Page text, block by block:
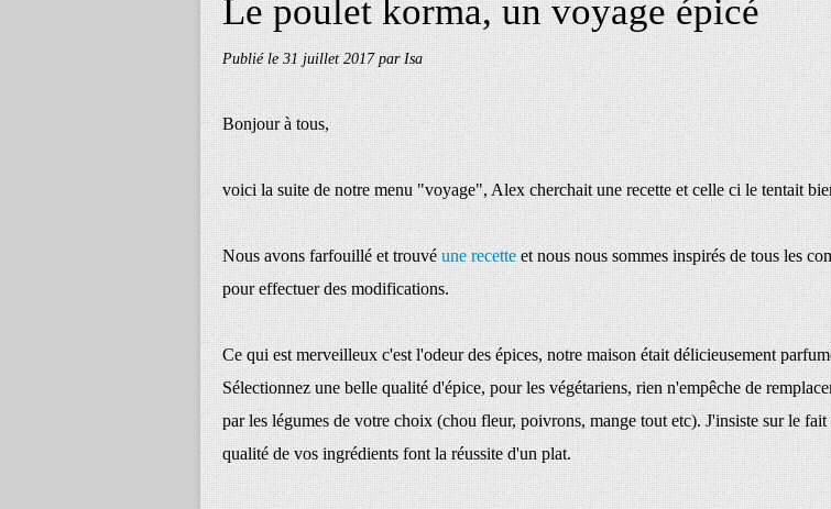
Le poulet korma, un voyage épicé
Publié le31 juillet 2017par Isa
Bonjour à tous,
voici la suite de notre menu "voyage", Alex cherchait une recette et celle ci le tentait
Nous avons farfouillé et trouvéune recetteet nous nous sommes inspirés de tous les
pour effectuer des modifications.
Ce qui est merveilleux c'est l'odeur des épices, notre maison était délicieusement
Sélectionnez une belle qualité d'épice, pour les végétariens, rien n'empêche de
par les légumes de votre choix (chou fleur, poivrons, mange tout etc). J'insiste sur le fait
qualité de vos ingrédients font la réussite d'un plat.